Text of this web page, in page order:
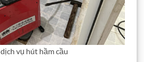
dịch vụ hút hầm cầu